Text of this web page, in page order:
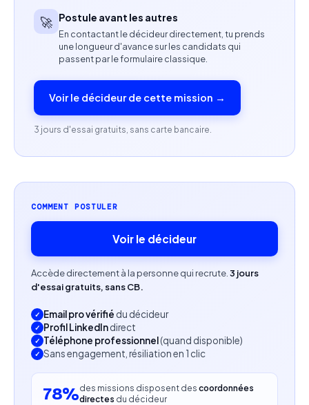
ou agences de communication appréciée
Maîtrise des enjeux de branding, storytelling et
positionnement premium
Capacité d’analyse et formulation de
recommandations stratégiques
Autonomie et rigueur dans la gestion de projet
Profil recherché
Expérience sur des missions similaires en stratégie
Capacité à évoluer dans des environnements
exigeants et confidentiels
Sens esthétique et compréhension des codes du
luxe et du premium
Autonomie et capacité à travailler en mode projet
avec livrables structurés
🚀 Postule avant les autres
En contactant le décideur directement, tu prends
une longueur d'avance sur les candidats qui
passent par le formulaire classique.
Voir le décideur de cette mission →
3 jours d'essai gratuits, sans carte bancaire.
COMMENT POSTULER
Voir le décideur
Accède directement à la personne qui recrute. 3 jours
d'essai gratuits, sans CB.
Email pro vérifié du décideur
Profil LinkedIndirect
Téléphone professionnel(quand disponible)
Sans engagement, résiliation en 1 clic
78%des missions disposent des coordonnées
directes du décideur